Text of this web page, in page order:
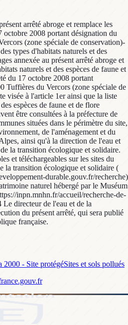
arrêté abroge et remplace les
octobre 2008 portant désignation du
(zone spéciale de conservation)-
types d'habitats naturels et des
annexée au présent arrêté abroge et
naturels et des espèces de faune et
du 17 octobre 2008 portant
Tuffières du Vercors (zone spéciale de
visée à l'article 1er ainsi que la liste
espèces de faune et de flore
être consultées à la préfecture de
situées dans le périmètre du site,
de l'aménagement et du
ainsi qu'à la direction de l'eau et
la transition écologique et solidaire.
et téléchargeables sur les sites du
la transition écologique et solidaire (
durable.gouv.fr/recherche)
naturel hébergé par le Muséum
inpn.mnhn.fr/accueil/recherche-de-
directeur de l'eau et de la
du présent arrêté, qui sera publié
française.
2000 - Site protégéSites et sols pollués